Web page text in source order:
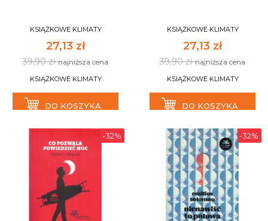
KSIĄŻKOWE KLIMATY
27,13 zł
39,90 złnajniższa cena
KSIĄŻKOWE KLIMATY
DO KOSZYKA
KSIĄŻKOWE KLIMATY
27,13 zł
39,90 złnajniższa cena
KSIĄŻKOWE KLIMATY
DO KOSZYKA
-32% -32%